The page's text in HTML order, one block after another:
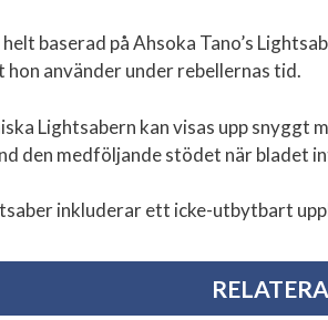
helt baserad på Ahsoka Tano’s
hon använder under rebellernas tid.
Lightsabern kan visas upp
den medföljande stödet när bladet
inkluderar ett icke-utbytbart